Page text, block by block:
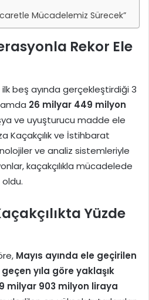
Mücadelemiz Sürecek”
Rekor Ele
ilk beş ayında gerçekleştirdiği 3
26 milyar 449 milyon
ve uyuşturucu madde ele
Kaçakçılık ve İstihbarat
ve analiz sistemleriyle
kaçakçılıkla mücadelede
oldu.
Yüzde
Mayıs ayında ele geçirilen
yıla göre yaklaşık
milyar 903 milyon liraya